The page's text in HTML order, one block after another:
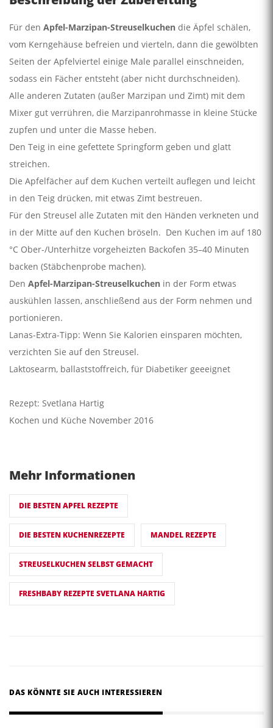
Für den Apfel-Marzipan-Streuselkuchen die Äpfel schälen,
vom Kerngehäuse befreien und vierteln, dann die gewölbten
Seiten der Apfelviertel einige Male parallel einschneiden,
sodass ein Fächer entsteht (aber nicht durchschneiden).
Alle anderen Zutaten (außer Marzipan und Zimt) mit dem
Mixer gut verrühren, die Marzipanrohmasse in kleine Stücke
zupfen und unter die Masse heben.
Den Teig in eine gefettete Springform geben und glatt
streichen.
Die Apfelfächer auf dem Kuchen verteilt auflegen und leicht
in den Teig drücken, mit etwas Zimt bestreuen.
Für den Streusel alle Zutaten mit den Händen verkneten und
in der Mitte auf den Kuchen bröseln. Den Kuchen im auf 180
°C Ober-/Unterhitze vorgeheizten Backofen 35–40 Minuten
backen (Stäbchenprobe machen).
Den Apfel-Marzipan-Streuselkuchen in der Form etwas
auskühlen lassen, anschließend aus der Form nehmen und
portionieren.
Lanas-Extra-Tipp: Wenn Sie Kalorien einsparen möchten,
verzichten Sie auf den Streusel.
Laktosearm, ballaststoffreich, für Diabetiker geeeignet
Rezept: Svetlana Hartig
Kochen und Küche November 2016
Mehr Informationen
DIE BESTEN APFEL REZEPTE
DIE BESTEN KUCHENREZEPTE MANDEL REZEPTE
STREUSELKUCHEN SELBST GEMACHT
FRESHBABY REZEPTE SVETLANA HARTIG
DAS KÖNNTE SIE AUCH INTERESSIEREN